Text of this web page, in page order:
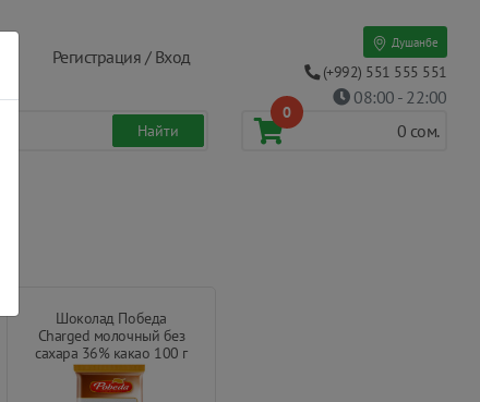
Регистрация / Вход
Душанбе
(+992) 551 555 551
08:00 - 22:00
0
0 сом.
Шоколад Победа
Charged молочный без
сахара 36% какао 100 г